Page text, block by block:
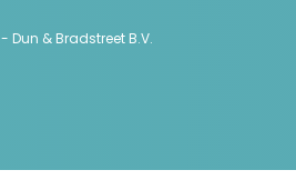
Dun & Bradstreet B.V.